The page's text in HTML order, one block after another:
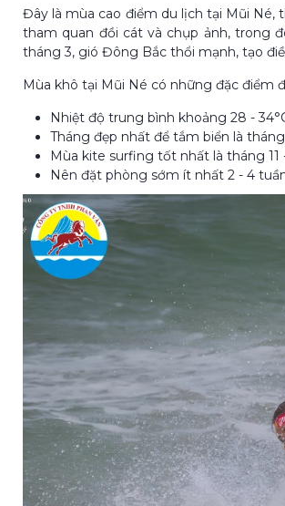
Đây là mùa cao điểm du lịch tại Mũi Né,
tham quan đồi cát và chụp ảnh, trong
tháng 3, gió Đông Bắc thổi mạnh, tạo
Mùa khô tại Mũi Né có những đặc điểm
Nhiệt độ trung bình khoảng 28 -
Tháng đẹp nhất để tắm biển là
Mùa kite surfing tốt nhất là tháng 11
Nên đặt phòng sớm ít nhất 2 - 4